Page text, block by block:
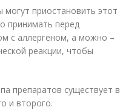
приостановить этот
принимать перед
с аллергеном, а можно –
реакции, чтобы
препаратов существует в
и второго.